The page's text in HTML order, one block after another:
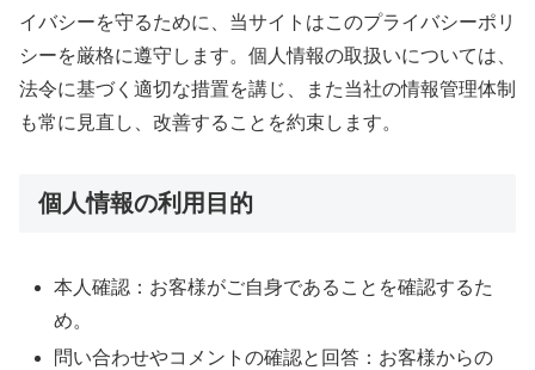
イバシーを守るために、当サイトはこのプライバシーポリ
シーを厳格に遵守します。個人情報の取扱いについては、
法令に基づく適切な措置を講じ、また当社の情報管理体制
も常に見直し、改善することを約束します。
個人情報の利用目的
本人確認：お客様がご自身であることを確認するた
め。
問い合わせやコメントの確認と回答：お客様からの